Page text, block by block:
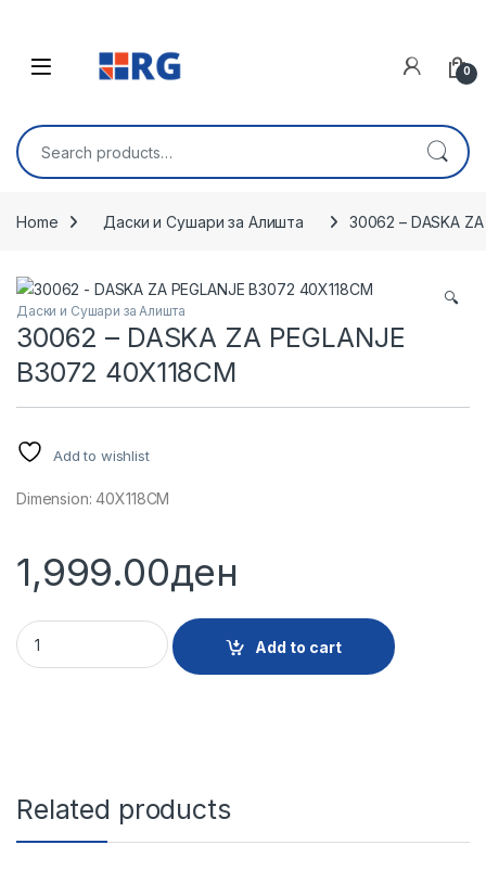
Open 0
Search for:
Home Даски и Сушари за Алишта 30062 – DASKA
🔍
Даски и Сушари за Алишта
30062 – DASKA ZA PEGLANJE
B3072 40X118CM
Add to wishlist
Dimension: 40X118CM
1,999.00ден
30062 - DASKA ZA PEGLANJE B3072 40X118CM quantity
Add to cart
Related products